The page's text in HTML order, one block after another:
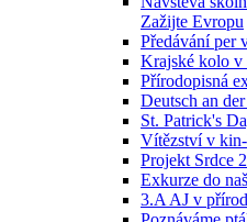
Zažijte Evropu
Předávání per
Krajské kolo v
Přírodopisná
Deutsch an
St. Patrick's
Vítězství v
Projekt Srdce
Exkurze do
3.A AJ v